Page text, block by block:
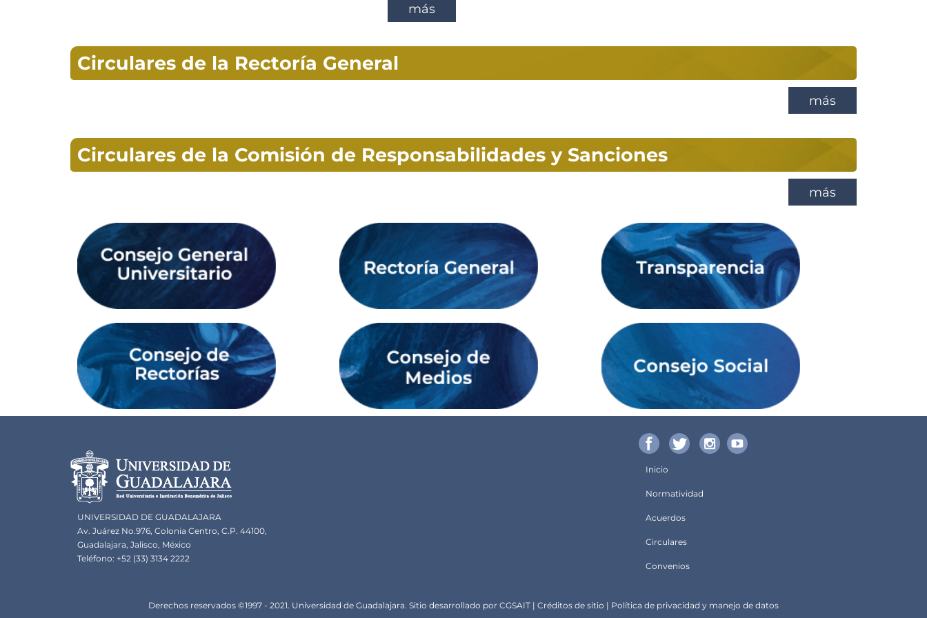
más
Circulares de la Rectoría General
más
Circulares de la Comisión de Responsabilidades y Sanciones
más
Información del portal
UNIVERSIDAD DE GUADALAJARA
Av. Juárez No.976, Colonia Centro, C.P. 44100,
Guadalajara, Jalisco, México
Teléfono: +52 (33) 3134 2222
principal
Inicio
Normatividad
Acuerdos
Circulares
Convenios
DerechosDerechos reservados ©1997 - 2021. Universidad de Guadalajara. Sitio desarrollado por CGSAIT | Créditos de sitio | Política de privacidad y manejo de datos